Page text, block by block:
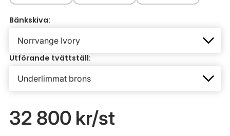
Bänkskiva:
Utförande tvättställ:
32 800 kr/st